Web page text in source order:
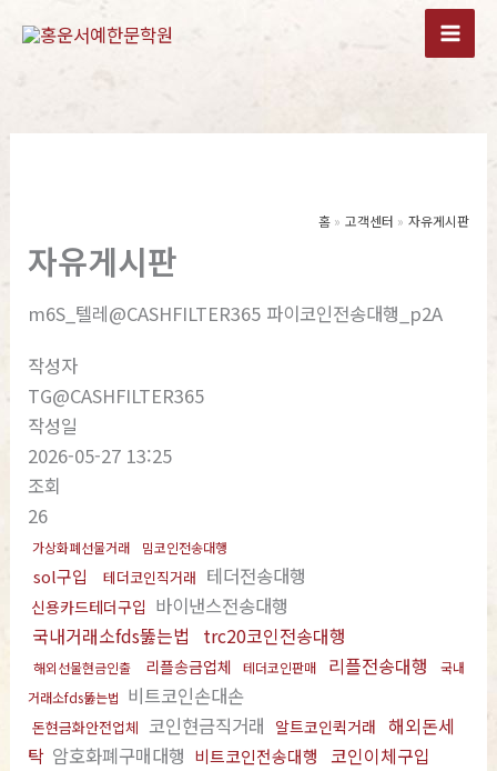
홈 고객센터 자유게시판
자유게시판
m6S_텔레@CASHFILTER365 파이코인전송대행_p2A
작성자
TG@CASHFILTER365
작성일
2026-05-27 13:25
조회
26
가상화폐선물거래 밈코인전송대행
sol구입 테더코인직거래 테더전송대행
신용카드테더구입 바이낸스전송대행
국내거래소fds뚫는법
trc20코인전송대행
해외선물현금인출 리플송금업체 테더코인판매 리플전송대행
국내
거래소fds뚫는법 비트코인손대손
돈현금화안전업체 코인현금직거래 알트코인퀵거래
해외돈세
탁 암호화폐구매대행 비트코인전송대행
코인이체구입